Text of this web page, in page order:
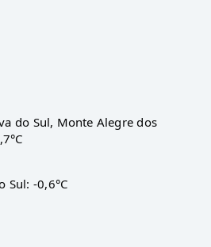
do Sul, Monte Alegre dos
Sul: -0,6°C